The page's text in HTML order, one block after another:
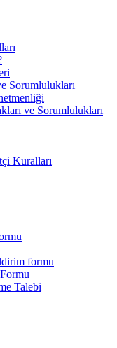
Sorumlulukları
ve Sorumlulukları
Kuralları
formu
Talebi